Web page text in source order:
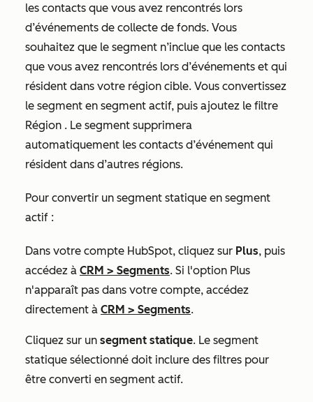
les contacts que vous avez rencontrés lors
d’événements de collecte de fonds. Vous
souhaitez que le segment n’inclue que les contacts
que vous avez rencontrés lors d’événements et qui
résident dans votre région cible. Vous convertissez
le segment en segment actif, puis ajoutez le filtre
Région . Le segment supprimera
automatiquement les contacts d’événement qui
résident dans d’autres régions.
Pour convertir un segment statique en segment
actif :
Dans votre compte HubSpot, cliquez sur Plus, puis
accédez à CRM > Segments. Si l'option Plus
n'apparaît pas dans votre compte, accédez
directement à CRM > Segments.
Cliquez sur un segment statique. Le segment
statique sélectionné doit inclure des filtres pour
être converti en segment actif.